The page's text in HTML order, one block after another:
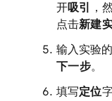
开吸引 ，
点击新建
输入实验的
下一步。
填写定位